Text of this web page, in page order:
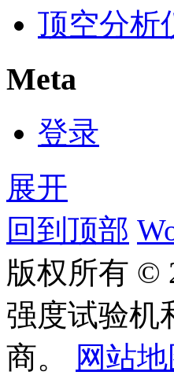
顶空分析
Meta
登录
展开
回到顶部
版权所有 ©
强度试验机
商。
网站地